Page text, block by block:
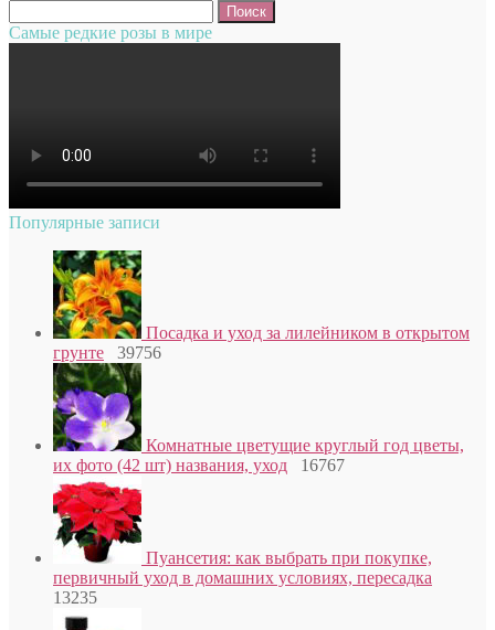
Самые редкие розы в мире
Популярные записи
Посадка и уход за лилейником в открытом
грунте
39756
Комнатные цветущие круглый год цветы,
их фото (42 шт) названия, уход
16767
Пуансетия: как выбрать при покупке,
первичный уход в домашних условиях, пересадка
13235